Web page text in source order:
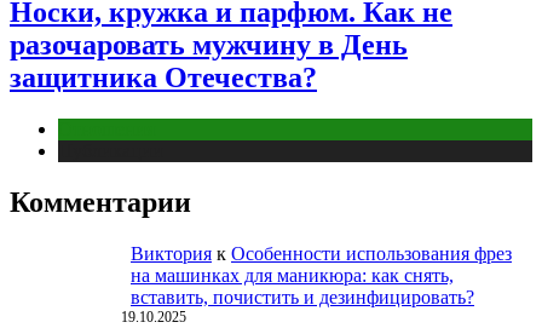
Носки, кружка и парфюм. Как не
разочаровать мужчину в День
защитника Отечества?
Комментарии
Виктория к Особенности использования фрез
на машинках для маникюра: как снять,
вставить, почистить и дезинфицировать?
19.10.2025